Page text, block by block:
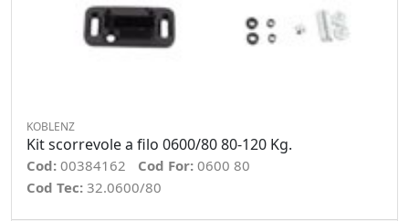
KOBLENZ
Kit scorrevole a filo 0600/80 80-120 Kg.
Cod: 00384162 Cod For: 0600 80
Cod Tec: 32.0600/80